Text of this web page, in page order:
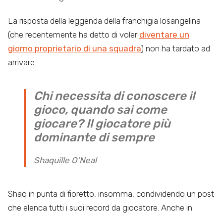
La risposta della leggenda della franchigia losangelina
(che recentemente ha detto di voler diventare un
giorno proprietario di una squadra) non ha tardato ad
arrivare.
Chi necessita di conoscere il
gioco, quando sai come
giocare? Il giocatore più
dominante di sempre
Shaquille O’Neal
Shaq in punta di fioretto, insomma, condividendo un post
che elenca tutti i suoi record da giocatore. Anche in